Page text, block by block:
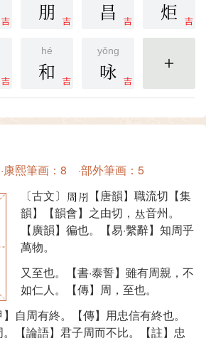
吉 吉
朋 吉
昌 吉
炬
吉
hé
吉
和
yǒng
吉
咏 更多
·康熙筆画：8 ·部外筆画：5
〔古文〕
【唐韻】職流切【集
韻】【韻會】之由切，
音州。
【廣韻】徧也。【易·繫辭】知周乎
萬物。
又至也。【書·泰誓】雖有周親，不
如仁人。【傳】周，至也。
自周有終。【傳】用忠信有終也。
。【論語】君子周而不比。【註】忠